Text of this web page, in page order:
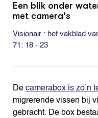
Een blik onder
met camera's
Visionair : het vakblad
71: 18 - 23
De camerabox is zo’n
migrerende vissen bij
gebracht. De box